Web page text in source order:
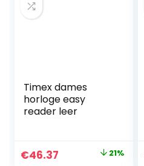
Timex dames
horloge easy
reader leer
Original
€46.37 Current
21%